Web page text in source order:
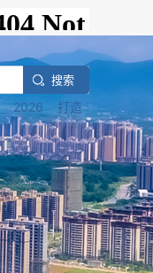
搜 索
2026 打造